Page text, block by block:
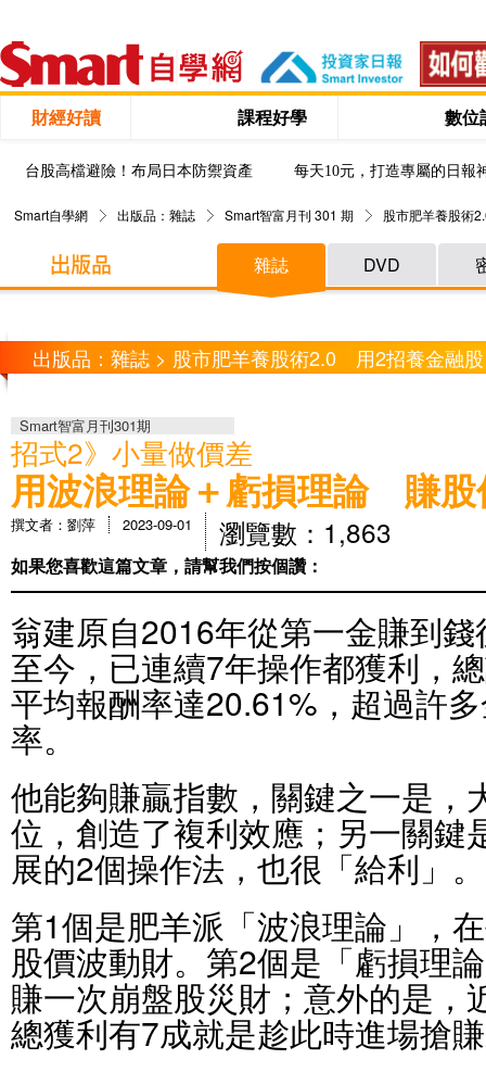
財經好讀 課程好學 數位
台股高檔避險！布局日本防禦資產 每天10元，打造專屬的日報
Smart自學網 出版品：雜誌 Smart智富月刊 301 期 股市肥羊養股
雜誌 DVD
出版品：雜誌 > 股市肥羊養股術2.0 用2招養金融
Smart智富月刊301期
招式2》小量做價差
用波浪理論＋虧損理論 賺股
撰文者：劉萍 2023-09-01 瀏覽數：1,863
如果您喜歡這篇文章，請幫我們按個讚：
翁建原自2016年從第一金賺到
至今，已連續7年操作都獲利，
平均報酬率達20.61%，超過許
率。
他能夠賺贏指數，關鍵之一是，
位，創造了複利效應；另一關鍵
展的2個操作法，也很「給利」。
第1個是肥羊派「波浪理論」，
股價波動財。第2個是「虧損理
賺一次崩盤股災財；意外的是，
總獲利有7成就是趁此時進場搶